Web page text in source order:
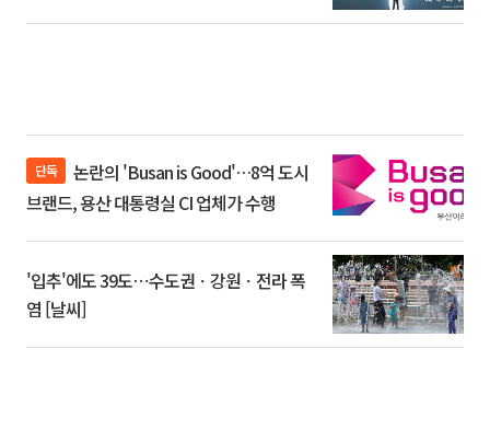
단독
브랜드, 용산 대통령실 CI 업체가 수행
'입추'에도 39도⋯수도권ㆍ강원ㆍ전라 폭
염 [날씨]